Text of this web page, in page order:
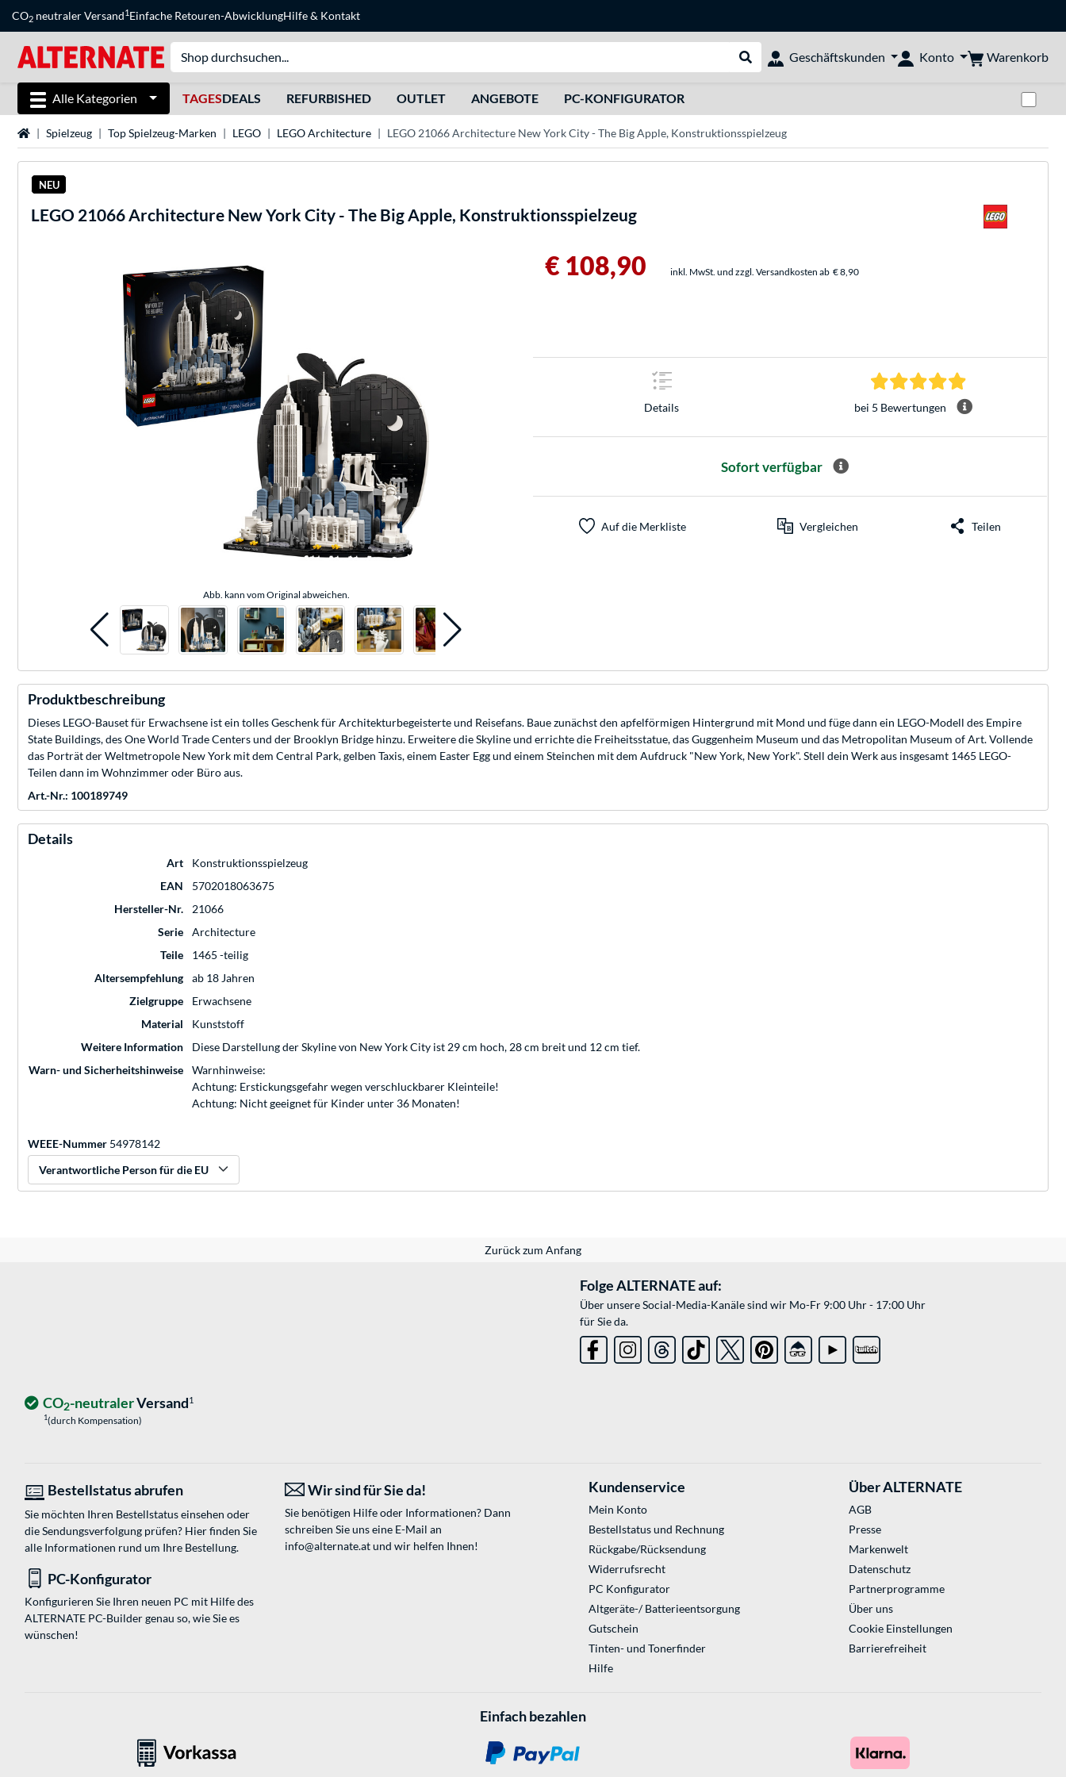
CO2 neutraler Versand1Einfache Retouren-AbwicklungHilfe& Kontakt
Suche durchführen
Geschäftskunden Konto Warenkorb
Alle Kategorien TAGESDEALS REFURBISHED OUTLET ANGEBOTE PC-KONFIGURATOR
StartseiteSpielzeug Top Spielzeug-Marken LEGO LEGO Architecture LEGO 21066 Architecture New York City - The Big Apple, Konstruktionsspielzeug
NEU
LEGO 21066 Architecture New York City - The Big Apple, Konstruktionsspielzeug
Abb. kann vom Original abweichen.
€ 108,90 inkl. MwSt. und zzgl. Versandkosten ab € 8,90
Details
5.0 Sterne bei 5
bei 5 Bewertungen
Sofort verfügbar
Auf die Merkliste Vergleichen Teilen
Produktbeschreibung
Dieses LEGO-Bauset für Erwachsene ist ein tolles Geschenk für Architekturbegeisterte und Reisefans. Baue zunächst den apfelförmigen Hintergrund mit Mond und füge dann ein LEGO-Modell des Empire
State Buildings, des One World Trade Centers und der Brooklyn Bridge hinzu. Erweitere die Skyline und errichte die Freiheitsstatue, das Guggenheim Museum und das Metropolitan Museum of Art. Vollende
das Porträt der Weltmetropole New York mit dem Central Park, gelben Taxis, einem Easter Egg und einem Steinchen mit dem Aufdruck "New York, New York". Stell dein Werk aus insgesamt 1465 LEGO-
Teilen dann im Wohnzimmer oder Büro aus.
Art.-Nr.: 100189749
Details
Art
Konstruktionsspielzeug
EAN
5702018063675
Hersteller-Nr.
21066
Serie
Architecture
Teile
1465 -teilig
Altersempfehlung
ab 18 Jahren
Zielgruppe
Erwachsene
Material
Kunststoff
Weitere Information
Diese Darstellung der Skyline von New York City ist 29 cm hoch, 28 cm breit und 12 cm tief.
Warn- und Sicherheitshinweise
Warnhinweise:
Achtung: Erstickungsgefahr wegen verschluckbarer Kleinteile!
Achtung: Nicht geeignet für Kinder unter 36 Monaten!
WEEE-Nummer 54978142
Verantwortliche Person für die EU
Zurück zum Anfang
Folge ALTERNATE auf:
Über unsere Social-Media-Kanäle sind wir Mo-Fr 9:00 Uhr - 17:00 Uhr
für Sie da.
CO2-neutralerVersand1
1(durch Kompensation)
Bestellstatus abrufen
Sie möchten Ihren Bestellstatus einsehen oder
die Sendungsverfolgung prüfen? Hier finden Sie
alle Informationen rund um Ihre Bestellung.
Wir sind für Sie da!
Sie benötigen Hilfe oder Informationen? Dann
schreiben Sie uns eine E-Mail an
info@alternate.atund wir helfen Ihnen!
PC-Konfigurator
Konfigurieren Sie Ihren neuen PC mit Hilfe des
ALTERNATE PC-Builder genau so, wie Sie es
wünschen!
Kundenservice
Mein Konto
Bestellstatus und Rechnung
Rückgabe/Rücksendung
Widerrufsrecht
PC Konfigurator
Altgeräte-/ Batterieentsorgung
Gutschein
Tinten- und Tonerfinder
Hilfe
Über ALTERNATE
AGB
Presse
Markenwelt
Datenschutz
Partnerprogramme
Über uns
Cookie Einstellungen
Barrierefreiheit
Einfach bezahlen